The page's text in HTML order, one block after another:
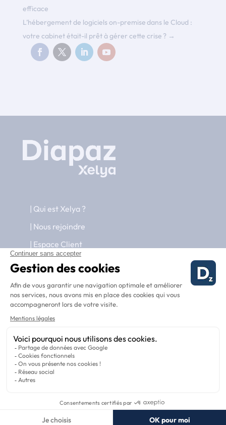
efficace
L’hébergement de logiciels on-premise dans le Cloud :
votre cabinet était-il prêt à gérer cette crise ? →
Qui est Xelya ?
Nous rejoindre
Espace Client
Nous contacter
RGPD et sécurité des données
Mentions légales
©2025 - Diapaz est une marque appartenant à